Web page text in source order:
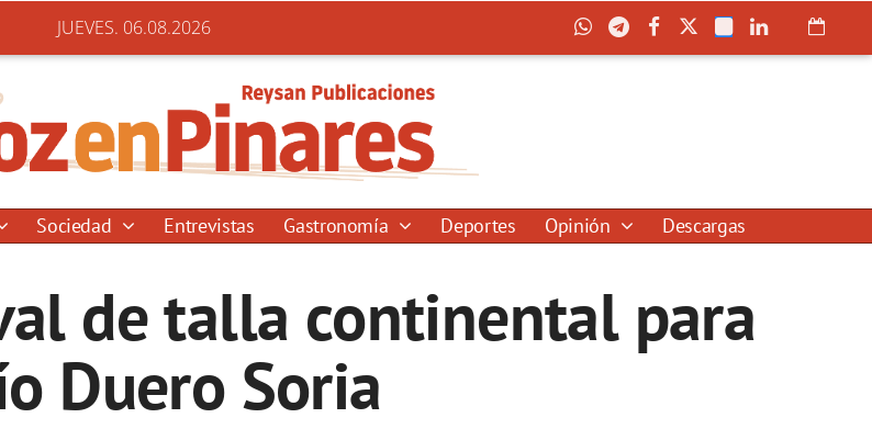
JUEVES. 06.08.2026
Sociedad Entrevistas Gastronomía Deportes Opinión Descargas
de talla continental para
Duero Soria